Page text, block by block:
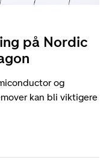
på Nordic
og
kan bli viktigere